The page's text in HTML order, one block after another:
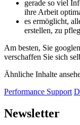
gerade so viel
ihre Arbeit
es ermöglicht,
erstellen, zu
Am besten, Sie
verschaffen Sie sich
Ähnliche Inhalte
Performance Support
Newsletter